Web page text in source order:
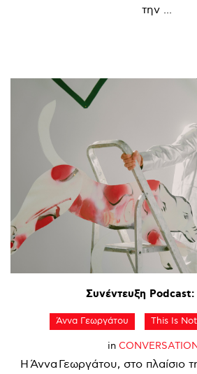
την ...
Συνέντευξη Podcast:
Άννα Γεωργάτου This Is
in
Η Άννα Γεωργάτου, στο πλαίσιο